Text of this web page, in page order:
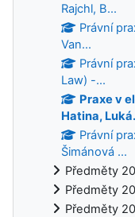
Rajchl, B...
Právní
Van...
Právní
Law) -...
Praxe v
Hatina,
Právní
Šimánová ...
Předměty
Předměty
Předměty